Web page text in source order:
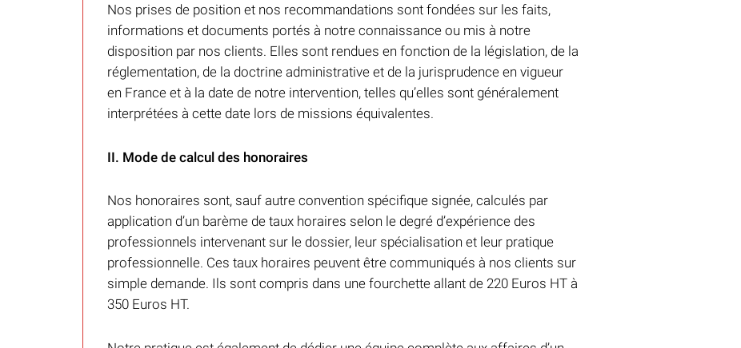
Nos prises de position et nos recommandations sont fondées sur les faits,
informations et documents portés à notre connaissance ou mis à notre
disposition par nos clients. Elles sont rendues en fonction de la législation, de la
réglementation, de la doctrine administrative et de la jurisprudence en vigueur
en France et à la date de notre intervention, telles qu’elles sont généralement
interprétées à cette date lors de missions équivalentes.
II. Mode de calcul des honoraires
Nos honoraires sont, sauf autre convention spécifique signée, calculés par
application d’un barème de taux horaires selon le degré d’expérience des
professionnels intervenant sur le dossier, leur spécialisation et leur pratique
professionnelle. Ces taux horaires peuvent être communiqués à nos clients sur
simple demande. Ils sont compris dans une fourchette allant de 220 Euros HT à
350 Euros HT.